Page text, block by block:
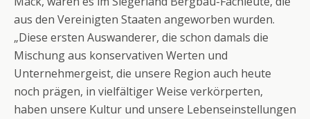
aus den Vereinigten Staaten angeworben wurden.
„Diese ersten Auswanderer, die schon damals die
Mischung aus konservativen Werten und
Unternehmergeist, die unsere Region auch heute
noch prägen, in vielfältiger Weise verkörperten,
haben unsere Kultur und unsere Lebenseinstellungen